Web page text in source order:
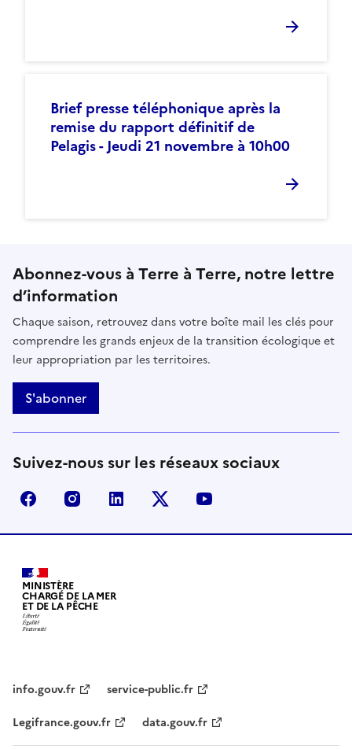
Brief presse téléphonique après la
remise du rapport définitif de
Pelagis - Jeudi 21 novembre à 10h00
Abonnez-vous à Terre à Terre, notre lettre
d’information
Chaque saison, retrouvez dans votre boîte mail les clés pour
comprendre les grands enjeux de la transition écologique et
leur appropriation par les territoires.
S'abonner
Suivez-nous sur les réseaux sociaux
facebook - Ministère de la Transition écologique,
instagram - Ministère de la Transition
linkedin - Ministère de la
x (anciennement twitter) -
MINISTÈRE
CHARGÉ DE LA MER
ET DE LA PÊCHE
info.gouv.fr
service-public.fr
Legifrance.gouv.fr
data.gouv.fr